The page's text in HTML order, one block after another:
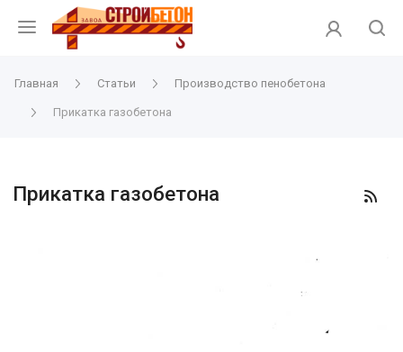
Главная Статьи Производство пенобетона
Прикатка газобетона
Прикатка газобетона